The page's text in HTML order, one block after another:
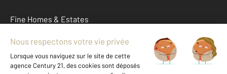
Fine Homes & Estates
À propos
International